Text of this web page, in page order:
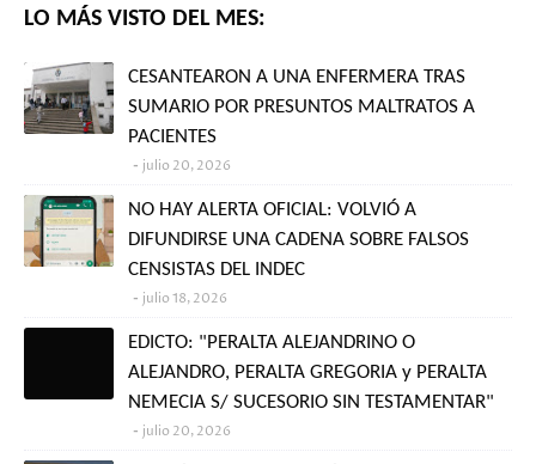
LO MÁS VISTO DEL MES:
CESANTEARON A UNA ENFERMERA TRAS
SUMARIO POR PRESUNTOS MALTRATOS A
PACIENTES
julio 20, 2026
NO HAY ALERTA OFICIAL: VOLVIÓ A
DIFUNDIRSE UNA CADENA SOBRE FALSOS
CENSISTAS DEL INDEC
julio 18, 2026
EDICTO: "PERALTA ALEJANDRINO O
ALEJANDRO, PERALTA GREGORIA y PERALTA
NEMECIA S/ SUCESORIO SIN TESTAMENTAR"
julio 20, 2026